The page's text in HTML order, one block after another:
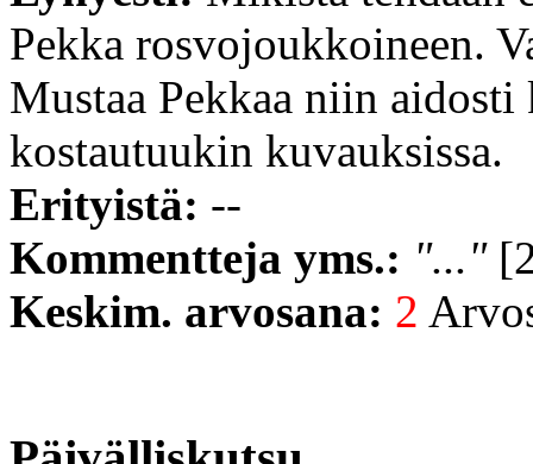
Pekka rosvojoukkoineen.
Mustaa Pekkaa niin
kostautuukin kuvauksissa.
Erityistä: --
Kommentteja yms.: "..."
Keskim. arvosana: 2